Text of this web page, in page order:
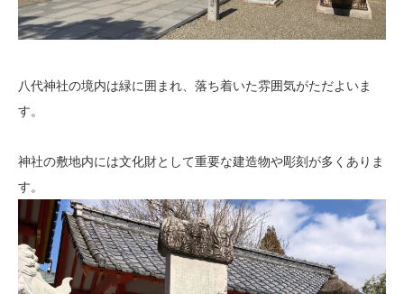
八代神社の境内は緑に囲まれ、落ち着いた雰囲気がただよいま
す。
神社の敷地内には文化財として重要な建造物や彫刻が多くありま
す。